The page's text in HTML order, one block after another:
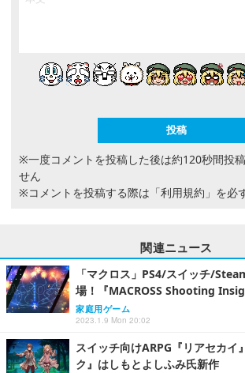
※一度コメントを投稿した後は約120秒間投
せん
※コメントを投稿する際は 「利用規約」 を必
関連ニュース
「マクロス」PS4/スイッチ/
場！『MACROSS Shooting
家庭用ゲーム
2023.1.9 Mon 20:02
スイッチ向けARPG『リアセカイ
ク』はしもとよしふみ氏新作